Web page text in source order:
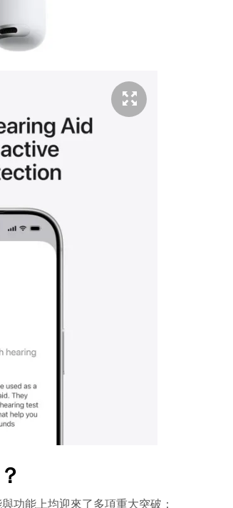
功能上均迎來了多項重大突破：